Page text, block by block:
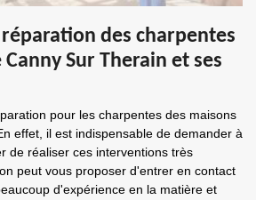
des charpentes
Sur Therain et ses
pour les charpentes des maisons
effet, il est indispensable de demander à
de réaliser ces interventions très
peut vous proposer d'entrer en contact
d'expérience en la matière et